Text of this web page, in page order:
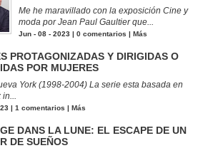
Me he maravillado con la exposición Cine y
moda por Jean Paul Gaultier que...
Jun - 08 - 2023 | 0 comentarios | Más
PROTAGONIZADAS Y DIRIGIDAS O
POR MUJERES
York (1998-2004) La serie esta basada en
in...
| 1 comentarios Más
DANS LA LUNE: EL ESCAPE DE UN
DE SUEÑOS